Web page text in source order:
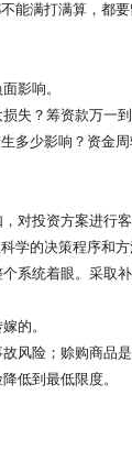
能满打满算，都
影响。
失？筹资款万一
多少影响？资金
对投资方案进行
学的决策程序和方
系统着眼。采取
的。
风险；赊购商品
低到最低限度。